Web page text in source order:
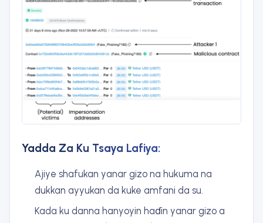
Yadda Za Ku Tsaya Lafiya:
Ajiye shafukan yanar gizo na hukuma na
dukkan ayyukan da kuke amfani da su.
Kada ku danna hanyoyin haɗin yanar gizo a